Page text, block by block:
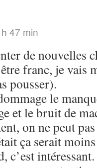
47 min
de nouvelles
franc, je vais
pousser).
le
et le bruit de
on ne peut
ça serait
c’est